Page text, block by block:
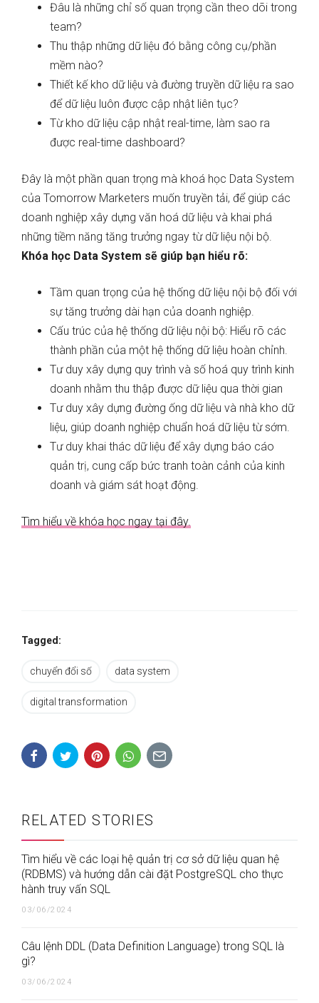
Đâu là những chỉ số quan trọng cần theo dõi trong
team?
Thu thập những dữ liệu đó bằng công cụ/phần
mềm nào?
Thiết kế kho dữ liệu và đường truyền dữ liệu ra sao
để dữ liệu luôn được cập nhật liên tục?
Từ kho dữ liệu cập nhật real-time, làm sao ra
được real-time dashboard?
Đây là một phần quan trọng mà khoá học Data System
của Tomorrow Marketers muốn truyền tải, để giúp các
doanh nghiệp xây dựng văn hoá dữ liệu và khai phá
những tiềm năng tăng trưởng ngay từ dữ liệu nội bộ.
Khóa học Data System sẽ giúp bạn hiểu rõ:
Tầm quan trọng của hệ thống dữ liệu nội bộ đối với
sự tăng trưởng dài hạn của doanh nghiệp.
Cấu trúc của hệ thống dữ liệu nội bộ: Hiểu rõ các
thành phần của một hệ thống dữ liệu hoàn chỉnh.
Tư duy xây dựng quy trình và số hoá quy trình kinh
doanh nhằm thu thập được dữ liệu qua thời gian
Tư duy xây dựng đường ống dữ liệu và nhà kho dữ
liệu, giúp doanh nghiệp chuẩn hoá dữ liệu từ sớm.
Tư duy khai thác dữ liệu để xây dựng báo cáo
quản trị, cung cấp bức tranh toàn cảnh của kinh
doanh và giám sát hoạt động.
Tìm hiểu về khóa học ngay tại đây.
Tagged:
chuyển đổi số data system
digital transformation
RELATED STORIES
Tìm hiểu về các loại hệ quản trị cơ sở dữ liệu quan hệ
(RDBMS) và hướng dẫn cài đặt PostgreSQL cho thực
hành truy vấn SQL
03/06/2024
Câu lệnh DDL (Data Definition Language) trong SQL là
gì?
03/06/2024